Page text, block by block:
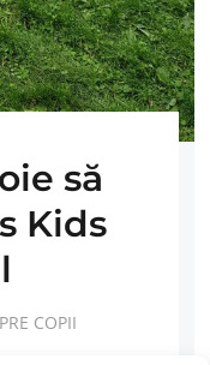
să
Kids
COPII